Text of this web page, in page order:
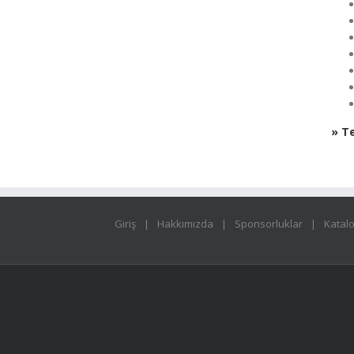
»
Giriş Hakkımızda Sponsorluklar